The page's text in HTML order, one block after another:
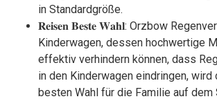
in Standardgröße.
𝐑𝐞𝐢𝐬𝐞𝐧 𝐁𝐞𝐬𝐭𝐞 𝐖𝐚𝐡𝐥: Orzbow
Kinderwagen, dessen hochwertige
effektiv verhindern können, dass
in den Kinderwagen eindringen,
besten Wahl für die Familie auf dem